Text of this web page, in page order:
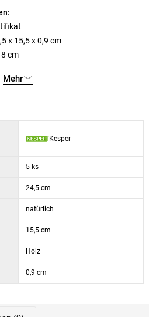
x 15,5 x 0,9 cm
cm
Mehr
Kesper
5 ks
24,5 cm
natürlich
15,5 cm
Holz
0,9 cm